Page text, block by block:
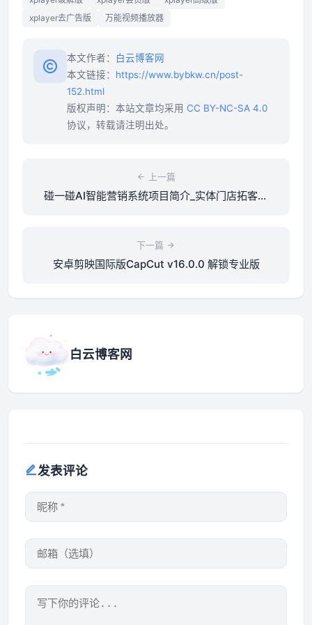
xplayer去广告版
万能视频播放器
本文作者：
白云博客网
本文链接： https://www.bybkw.cn/post-
152.html
版权声明：本站文章均采用 CC BY-NC-SA 4.0
协议，转载请注明出处。
上一篇
碰一碰AI智能营销系统项目简介_实体门店拓客推
下一篇
安卓剪映国际版CapCut v16.0.0 解锁专业版
白云博客网
发表评论